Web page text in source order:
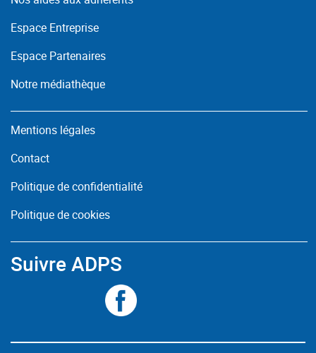
Espace Entreprise
Espace Partenaires
Notre médiathèque
Mentions légales
Contact
Politique de confidentialité
Politique de cookies
Suivre ADPS